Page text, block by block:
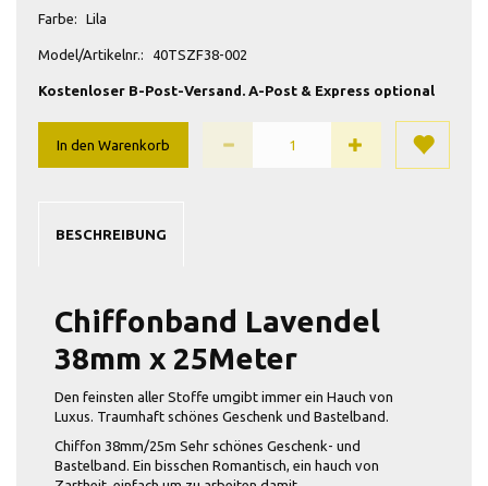
Farbe: Lila
Model/Artikelnr.: 40TSZF38-002
Kostenloser B-Post-Versand. A-Post & Express optional
In den Warenkorb
BESCHREIBUNG
Chiffonband Lavendel
38mm x 25Meter
Den feinsten aller Stoffe umgibt immer ein Hauch von
Luxus. Traumhaft schönes Geschenk und Bastelband.
Chiffon 38mm/25m Sehr schönes Geschenk- und
Bastelband. Ein bisschen Romantisch, ein hauch von